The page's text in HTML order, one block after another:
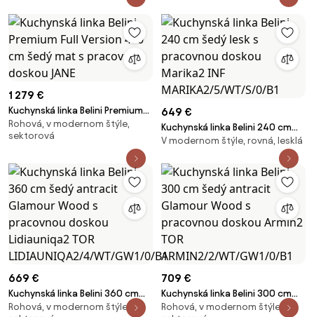
TOR PRIMO320/4/WT/DW/0/B1
1 279 €
Kuchynská linka Belini Premium
Full Version 480 cm šedý mat s
pracovnou doskou JANE
Rohová, v modernom štýle,
sektorová
649 €
Kuchynská linka Belini 240 cm
šedý lesk s pracovnou doskou
MARIKA2/5/WT/S/0/B1
V modernom štýle, rovná, lesklá
669 €
Kuchynská linka Belini 360 cm
šedý antracit Glamour Wood s
Rohová, v modernom štýle,
709 €
Kuchynská linka Belini 300 cm
šedý antracit Glamour Wood s
Rohová, v modernom štýle,